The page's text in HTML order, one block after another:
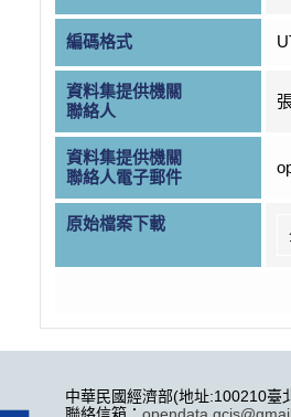
編碼格式
資料集提供機關
聯絡人
資料集提供機關
聯絡人電子郵件
原始檔案下載
中華民國經濟部(地址:100210臺